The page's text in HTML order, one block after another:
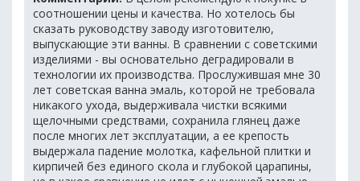
соотношении цены и качества. Но хотелось бы
сказать руководству заводу изготовителю,
выпускающие эти ванны. В сравнении с советскими
изделиями - вы основательно деградировали в
технологии их производства. Прослужившая мне 30
лет советская ванна эмаль, которой не требовала
никакого ухода, выдерживала чистки всякими
щелочными средствами, сохранила глянец даже
после многих лет эксплуатации, а ее крепость
выдержала падение молотка, кафельной плитки и
кирпичей без единого скола и глубокой царапины,